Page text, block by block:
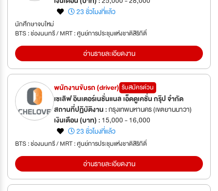
23 ชั่วโมงที่แล้ว
นักศึกษาจบใหม่
BTS : ช่องนนทรี / MRT : ศูนย์การประชุมแห่งชาติสิริกิติ์
อ่านรายละเอียดงาน
พนักงานขับรถ (driver) รับสมัครด่วน
เชเลิฟ อินเตอร์เนชั่นแนล เอ็ดดูเคชั่น กรุ๊ป จำกัด
สถานที่ปฏิบัติงาน :กรุงเทพมหานคร (เขตยานนาวา)
เงินเดือน (บาท) : 15,000 - 16,000
23 ชั่วโมงที่แล้ว
BTS : ช่องนนทรี / MRT : ศูนย์การประชุมแห่งชาติสิริกิติ์
อ่านรายละเอียดงาน